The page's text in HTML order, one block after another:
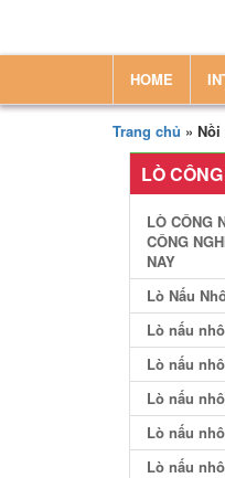
HOME
Trang chủ » Nồi
LÒ
LÒ CÔNG
CÔNG
NAY
Lò Nấu
Lò nấu
Lò nấu
Lò nấu
Lò nấu
Lò nấu